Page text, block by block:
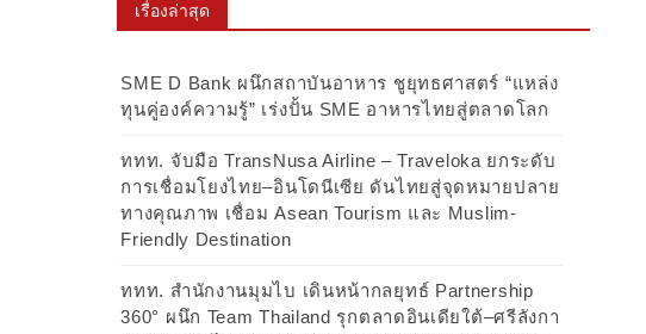
เรื่องล่าสุด
SME D Bank ผนึกสถาบันอาหาร ชูยุทธศาสตร์ “แหล่ง
ทุนคู่องค์ความรู้” เร่งปั้น SME อาหารไทยสู่ตลาดโลก
ททท. จับมือ TransNusa Airline – Traveloka ยกระดับ
การเชื่อมโยงไทย–อินโดนีเซีย ดันไทยสู่จุดหมายปลาย
ทางคุณภาพ เชื่อม Asean Tourism และ Muslim-
Friendly Destination
ททท. สำนักงานมุมไบ เดินหน้ากลยุทธ์ Partnership
360° ผนึก Team Thailand รุกตลาดอินเดียใต้–ศรีลังกา